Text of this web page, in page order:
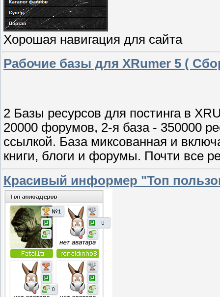
Хорошая навигация для сайта
Рабочие базы для XRumer 5 (
2 Базы ресурсов для постинга в
20000 форумов, 2-я база - 350000
ссылкой. База миксованная и
книги, блоги и форумы. Почти все
Красивый информер "Топ